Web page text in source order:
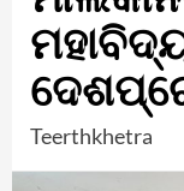
Teerthkhetra